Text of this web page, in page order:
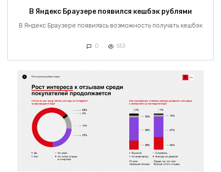
В Яндекс Браузере появился кешбэк рублями
В Яндекс Браузере появилась возможность получать кешбэк
0 553